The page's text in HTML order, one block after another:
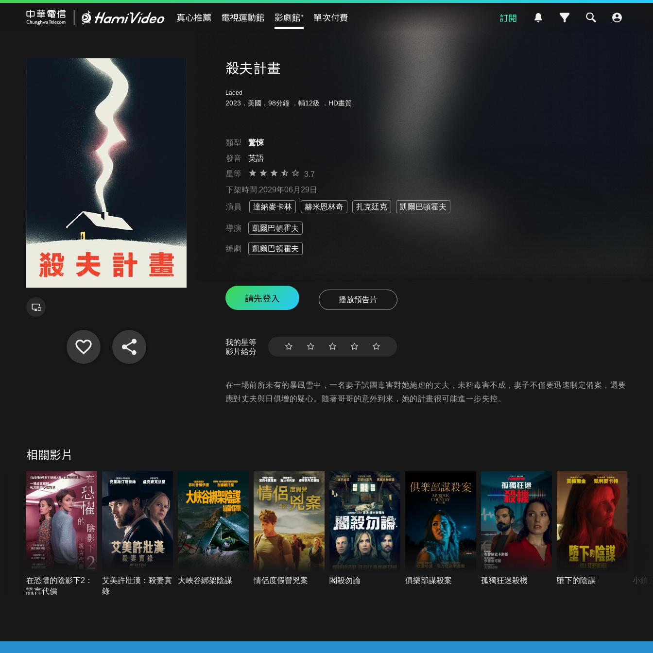
真心推薦 電視運動館 影劇館⁺ 單次付費 訂閱
殺夫計畫
Laced
2023．美國．98分鐘 ． 輔12級 ．HD畫質
類型
驚悚
發音
英語
星等
3.7
下架時間 2029年06月29日
演員 達納麥卡林 赫米恩林奇 扎克廷克 凱爾巴頓霍夫
導演 凱爾巴頓霍夫
編劇 凱爾巴頓霍夫
請先登入 播放預告片
我的星等
影片給分
在一場前所未有的暴風雪中，一名妻子試圖毒害對她施虐的丈夫，未料毒害不成，妻子不僅要迅速制定備案，還要
應對丈夫與日俱增的疑心。隨著哥哥的意外到來，她的計畫很可能進一步失控。
相關影片
在恐懼的陰影下2：
謊言代價
艾美許壯漢：殺妻實
錄
大峽谷綁架陰謀 情侶度假營兇案 閣殺勿論 俱樂部謀殺案 孤獨狂迷殺機 墮下的陰謀 小鎮